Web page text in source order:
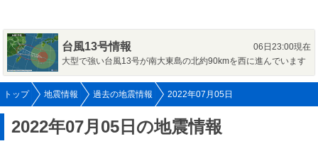
台風13号情報
06日23:00現在
大型で強い台風13号が南大東島の北約90kmを西に進んでいます
トップ 地震情報 過去の地震情報 2022年07月05日
2022年07月05日の地震情報